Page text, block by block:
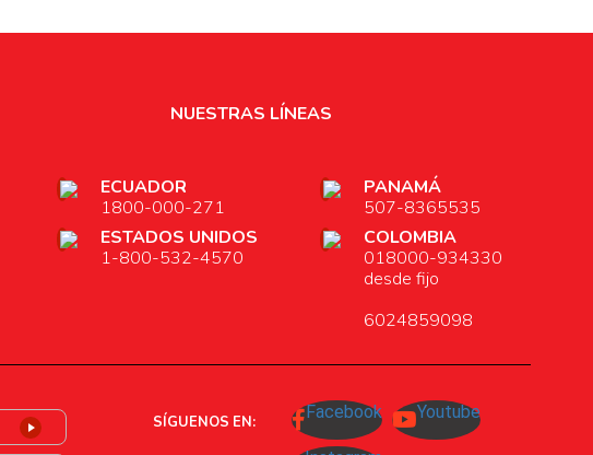
NUESTRAS LÍNEAS
ECUADOR
1800-000-271
PANAMÁ
507-8365535
ESTADOS UNIDOS
1-800-532-4570
COLOMBIA
018000-934330
desde fijo
6024859098
SÍGUENOS EN: Facebook Youtube